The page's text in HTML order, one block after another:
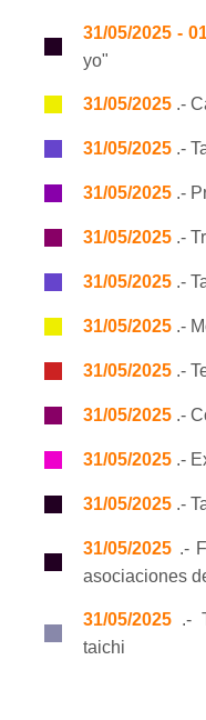
31/05/2025 -
yo"
31/05/2025 .-
31/05/2025 .-
31/05/2025 .-
31/05/2025 .-
31/05/2025 .-
31/05/2025 .-
31/05/2025 .-
31/05/2025 .-
31/05/2025 .-
31/05/2025 .-
31/05/2025 .-
asociaciones
31/05/2025 .-
taichi